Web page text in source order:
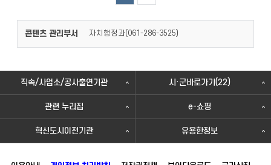
콘텐츠 관리부서 자치행정과(061-286-3525)
직속/사업소/공사출연기관 시·군바로가기(22)
관련 누리집 e-쇼핑
혁신도시이전기관 유용한정보